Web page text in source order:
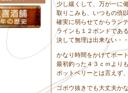
少し緩くして、万が一に
取りこみも、いつもの倍
確実に弱らせてからラン
ラインも１２ポンドであ
決して無理は出来ない・
かなり時間をかけてボー
最初釣った４３ｃｍより
ポットベリーとは言えず
ゴボウ抜きでも大丈夫か